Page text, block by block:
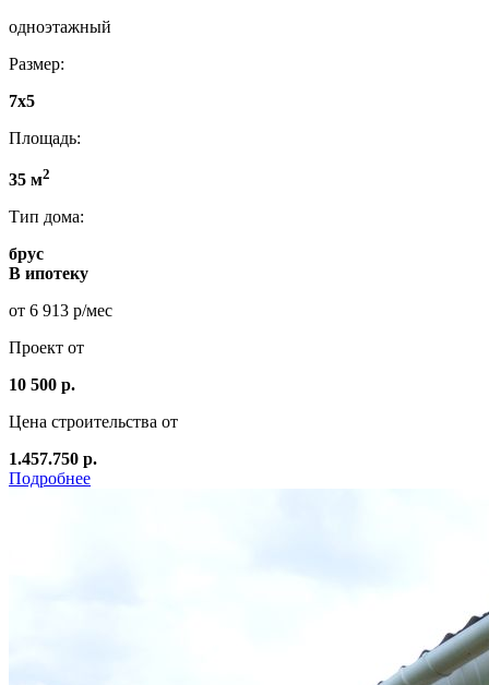
одноэтажный
Размер:
7x5
Площадь:
35 м2
Тип дома:
брус
В ипотеку
от 6 913 р/мес
Проект от
10 500 р.
Цена строительства от
1.457.750 р.
Подробнее